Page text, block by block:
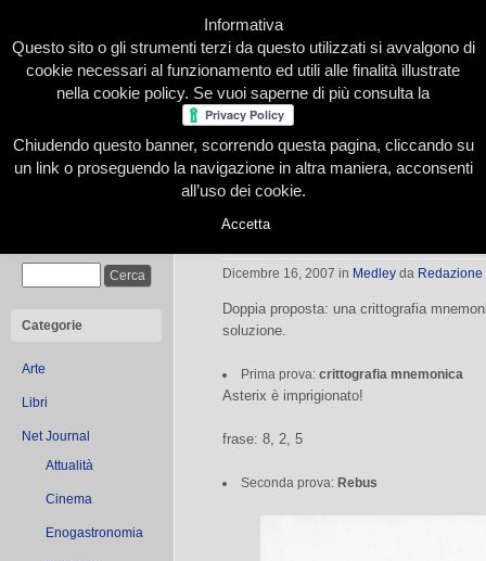
Home Presentazione Redazione Le nostre firme
Categorie
Arte
Libri
Net Journal
Attualità
Cinema
Enogastronomia
La sfida dell’enigmista
Dicembre 16, 2007 in Medley da Redazione
Doppia proposta: una crittografia
soluzione.
Prima prova: crittografia mnemonica
Asterix è imprigionato!
frase: 8, 2, 5
Seconda prova: Rebus
Informativa
Questo sito o gli strumenti terzi da questo utilizzati si avvalgono di
cookie necessari al funzionamento ed utili alle finalità illustrate
nella cookie policy. Se vuoi saperne di più consulta la
Chiudendo questo banner, scorrendo questa pagina, cliccando su
un link o proseguendo la navigazione in altra maniera, acconsenti
all’uso dei cookie.
Accetta